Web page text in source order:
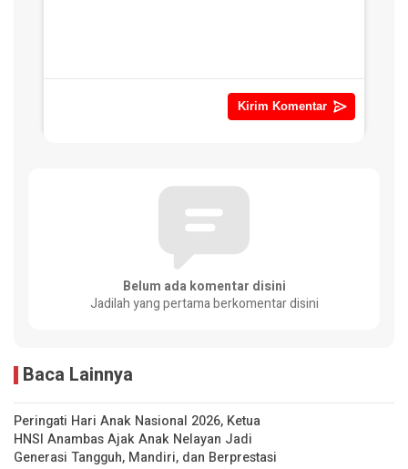
Belum ada komentar disini
Jadilah yang pertama berkomentar disini
Baca Lainnya
Peringati Hari Anak Nasional 2026, Ketua
HNSI Anambas Ajak Anak Nelayan Jadi
Generasi Tangguh, Mandiri, dan Berprestasi